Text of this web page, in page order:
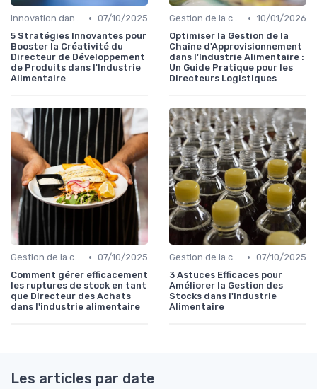
Innovation dans la food • 07/10/2025
5 Stratégies Innovantes pour
Booster la Créativité du
Directeur de Développement
de Produits dans l'Industrie
Alimentaire
Gestion de la chaîne • 10/01/2026
Optimiser la Gestion de la
Chaîne d'Approvisionnement
dans l'Industrie Alimentaire :
Un Guide Pratique pour les
Directeurs Logistiques
Gestion de la chaîne • 07/10/2025
Comment gérer efficacement
les ruptures de stock en tant
que Directeur des Achats
dans l'industrie alimentaire
Gestion de la chaîne • 07/10/2025
3 Astuces Efficaces pour
Améliorer la Gestion des
Stocks dans l'Industrie
Alimentaire
Les articles par date